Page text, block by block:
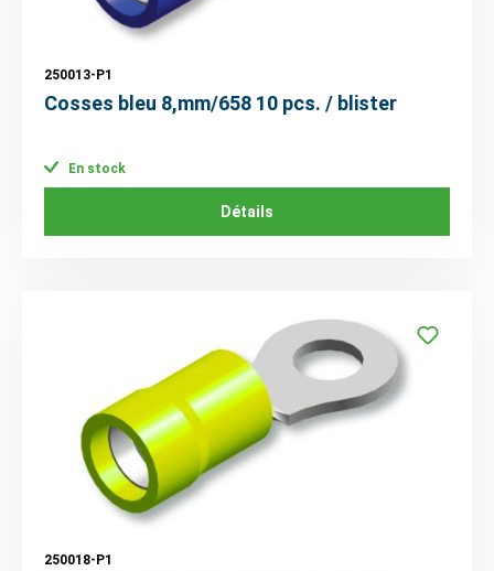
250013-P1
Cosses bleu 8,mm/658 10 pcs. / blister
En stock
Détails
250018-P1